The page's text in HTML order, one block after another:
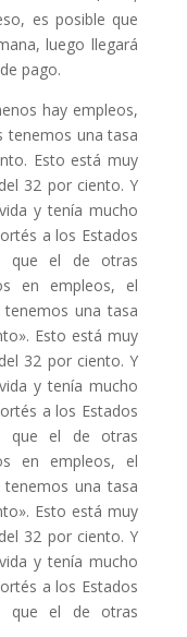
es posible que
luego llegará
pago.
hay empleos,
tenemos una tasa
Esto está muy
32 por ciento. Y
y tenía mucho
a los Estados
que el de otras
en empleos, el
tenemos una tasa
Esto está muy
32 por ciento. Y
y tenía mucho
a los Estados
que el de otras
en empleos, el
tenemos una tasa
Esto está muy
32 por ciento. Y
y tenía mucho
a los Estados
que el de otras